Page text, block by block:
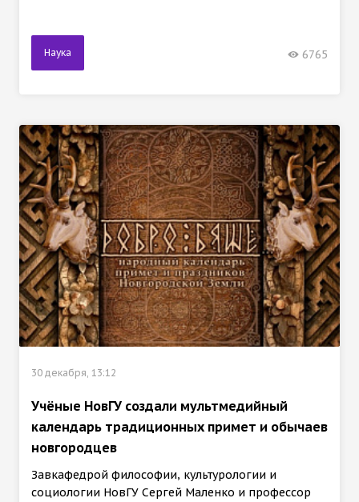
Наука 6765
30 декабря, 13:12
Учёные НовГУ создали мультмедийный
календарь традиционных примет и обычаев
новгородцев
Завкафедрой философии, культурологии и
социологии НовГУ Сергей Маленко и профессор